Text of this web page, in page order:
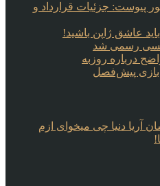
پیوست: جزئیات قرارداد و
عاشق ژاپن باشید!
چلسی رسمی شد
درباره روزبه
بازی پیش‌فصل
آریا دنیا چی میخوای ازم